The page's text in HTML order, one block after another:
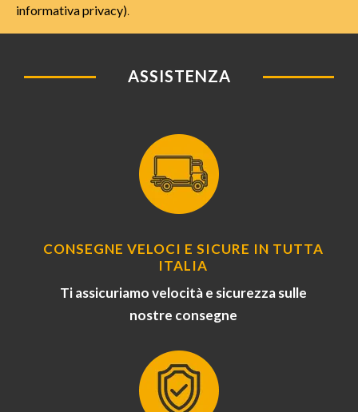
informativa privacy).
ASSISTENZA
CONSEGNE VELOCI E SICURE IN TUTTA
ITALIA
Ti assicuriamo velocità e sicurezza sulle
nostre consegne